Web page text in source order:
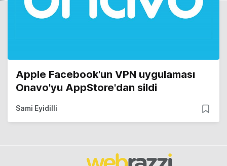
Apple Facebook'un VPN uygulaması
Onavo'yu AppStore'dan sildi
Sami Eyidilli